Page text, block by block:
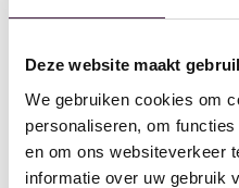
Deze website maakt
We gebruiken cookies om
personaliseren, om
en om ons websiteverkeer
informatie over uw gebruik
and
Waterbestendi
Ja
Garantie
Huishoudelijk